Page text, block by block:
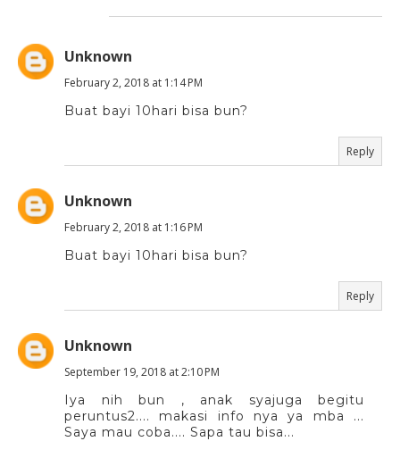
Unknown
February 2, 2018 at 1:14 PM
Buat bayi 10hari bisa bun?
Reply
Unknown
February 2, 2018 at 1:16 PM
Buat bayi 10hari bisa bun?
Reply
Unknown
September 19, 2018 at 2:10 PM
Iya nih bun , anak syajuga begitu
peruntus2.... makasi info nya ya mba ...
Saya mau coba.... Sapa tau bisa...